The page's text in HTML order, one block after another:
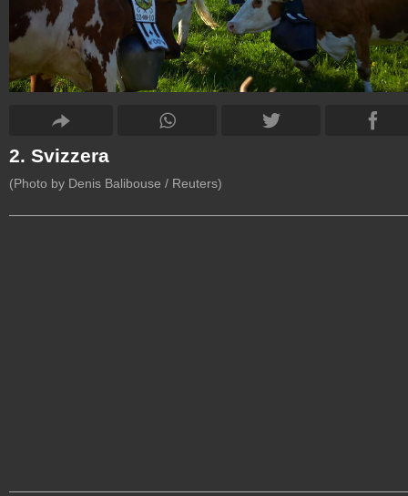
2. Svizzera
(Photo by Denis Balibouse / Reuters)